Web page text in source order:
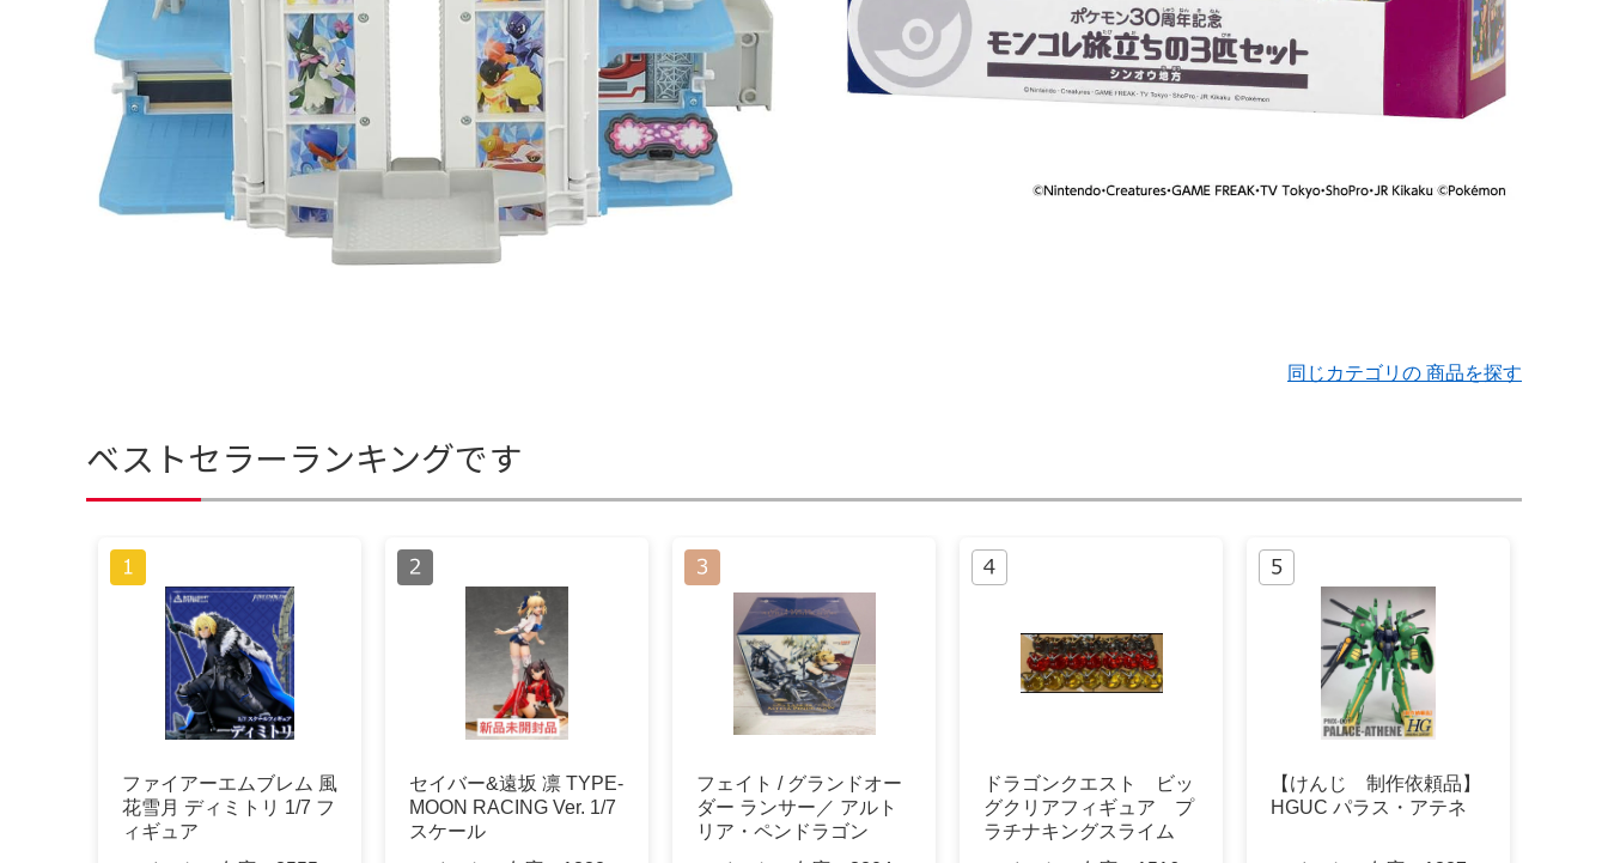
同じカテゴリの 商品を探す
ベストセラーランキングです
ファイアーエムブレム 風
花雪月 ディミトリ 1/7 フ
ィギュア
セイバー&遠坂 凛 TYPE-
MOON RACING Ver. 1/7
スケール
フェイト / グランドオー
ダー ランサー／ アルト
リア・ペンドラゴン
ドラゴンクエスト ビッ
グクリアフィギュア プ
ラチナキングスライム
【けんじ 制作依頼品】
HGUC パラス・アテネ